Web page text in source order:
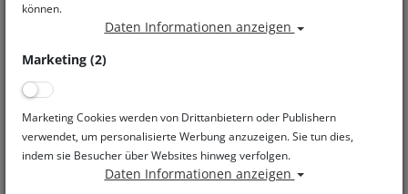
können.
Daten Informationen anzeigen
Marketing (2)
Marketing Cookies werden von Drittanbietern oder Publishern
verwendet, um personalisierte Werbung anzuzeigen. Sie tun dies,
indem sie Besucher über Websites hinweg verfolgen.
Daten Informationen anzeigen